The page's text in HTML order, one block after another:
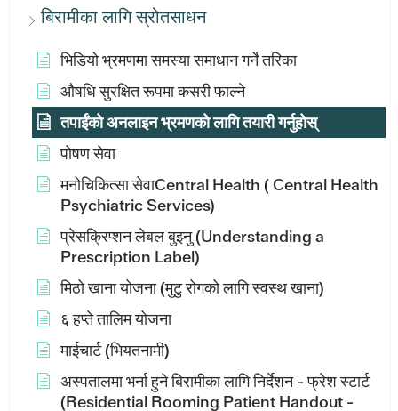
बिरामीका लागि स्रोतसाधन
भिडियो भ्रमणमा समस्या समाधान गर्ने तरिका
औषधि सुरक्षित रूपमा कसरी फाल्ने
तपाईंको अनलाइन भ्रमणको लागि तयारी गर्नुहोस्
पोषण सेवा
मनोचिकित्सा सेवाCentral Health ( Central Health
Psychiatric Services)
प्रेसक्रिप्शन लेबल बुझ्नु (Understanding a
Prescription Label)
मिठो खाना योजना (मुटु रोगको लागि स्वस्थ खाना)
६ हप्ते तालिम योजना
माईचार्ट (भियतनामी)
अस्पतालमा भर्ना हुने बिरामीका लागि निर्देशन - फ्रेश स्टार्ट
(Residential Rooming Patient Handout -